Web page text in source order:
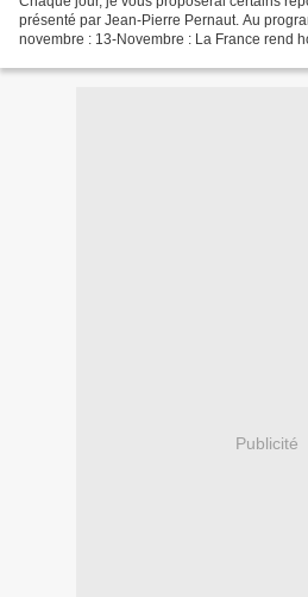
présenté par Jean-Pierre Pernaut. Au
novembre : 13-Novembre : La France rend
Publicité